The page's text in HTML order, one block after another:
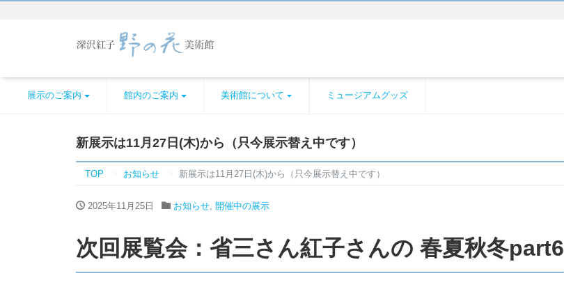
展示のご案内 館内のご案内 美術館について ミュージアムグッズ
新展示は11月27日(木)から（只今展示替え中です）
TOP お知らせ 新展示は11月27日(木)から（只今展示替え中です）
2025年11月25日 お知らせ, 開催中の展示
次回展覧会：省三さん紅子さんの 春夏秋冬part6